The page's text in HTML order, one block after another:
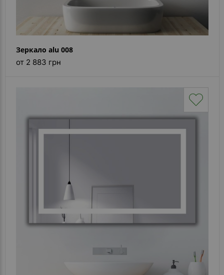
Зеркало alu 008
от 2 883 грн